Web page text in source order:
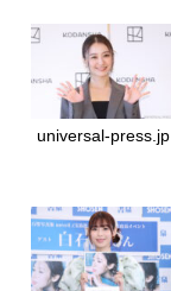
universal-press.jp